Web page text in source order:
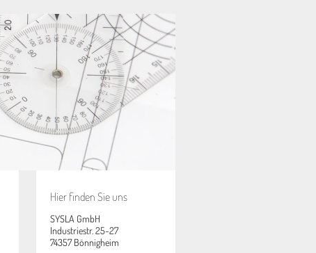
Hier finden Sie uns
SYSLA GmbH
Industriestr. 25-27
74357 Bönnigheim